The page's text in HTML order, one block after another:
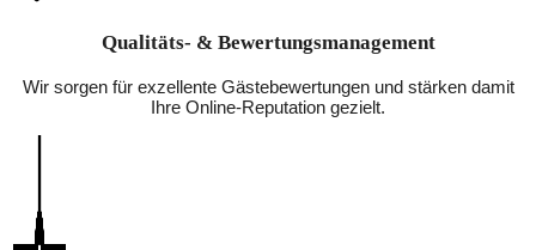
Qualitäts- & Bewertungsmanagement
Wir sorgen für exzellente Gästebewertungen und stärken damit
Ihre Online-Reputation gezielt.